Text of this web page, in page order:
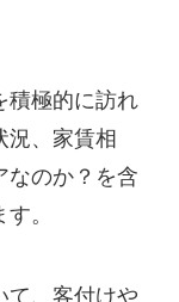
積極的に訪れ
況、家賃相
なのか？を含
。
て、客付けや